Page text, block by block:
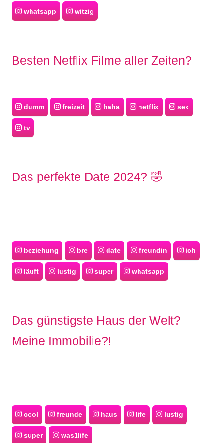
whatsapp witzig
Besten Netflix Filme aller Zeiten?
dumm freizeit haha netflix sex
tv
Das perfekte Date 2024? 🤣
beziehung bre date freundin ich
läuft lustig super whatsapp
Das günstigste Haus der Welt?
Meine Immobilie?!
cool freunde haus life lustig
super was1life